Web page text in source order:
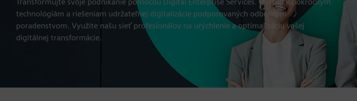
technológiám a riešeniam udržateľnej digitalizácie podporovaných odborným
poradenstvom. Využite našu sieť profesionálov na urýchlenie a optimalizáciu vašej
digitálnej transformácie.